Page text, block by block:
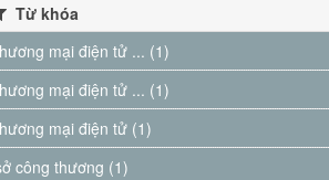
Từ khóa
mại điện tử ... (1)
mại điện tử ... (1)
mại điện tử (1)
công thương (1)